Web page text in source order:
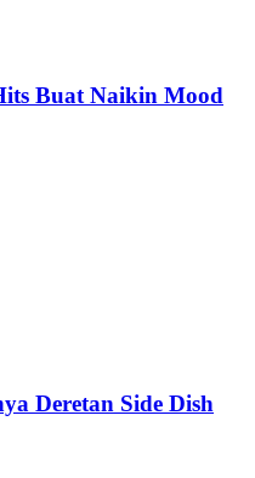
Buat Naikin Mood
Deretan Side Dish